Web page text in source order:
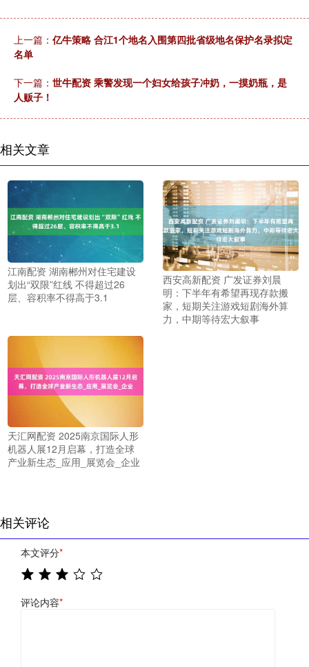
上一篇： 亿牛策略 合江1个地名入围第四批省级地名保护名录拟定
名单
下一篇： 世牛配资 乘警发现一个妇女给孩子冲奶，一摸奶瓶，是
人贩子！
相关文章
江南配资 湖南郴州对住宅建设
划出“双限”红线 不得超过26
层、容积率不得高于3.1
西安高新配资 广发证券刘晨
明：下半年有希望再现存款搬
家，短期关注游戏短剧海外算
力，中期等待宏大叙事
天汇网配资 2025南京国际人形
机器人展12月启幕，打造全球
产业新生态_应用_展览会_企业
相关评论
本文评分*
评论内容*